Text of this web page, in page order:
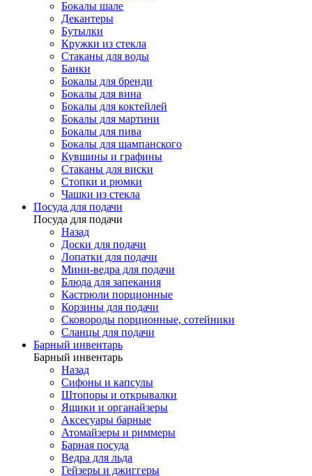
Бокалы шале
Декантеры
Бутылки
Кружки из стекла
Стаканы для воды
Банки
Бокалы для бренди
Бокалы для вина
Бокалы для коктейлей
Бокалы для мартини
Бокалы для пива
Бокалы для шампанского
Кувшины и графины
Стаканы для виски
Стопки и рюмки
Чашки из стекла
Посуда для подачи
Посуда для подачи
Назад
Доски для подачи
Лопатки для подачи
Мини-ведра для подачи
Блюда для запекания
Кастрюли порционные
Корзины для подачи
Сковороды порционные, сотейники
Сланцы для подачи
Барный инвентарь
Барный инвентарь
Назад
Сифоны и капсулы
Штопоры и открывалки
Ящики и органайзеры
Аксесуары барные
Атомайзеры и риммеры
Барная посуда
Ведра для льда
Гейзеры и джиггеры